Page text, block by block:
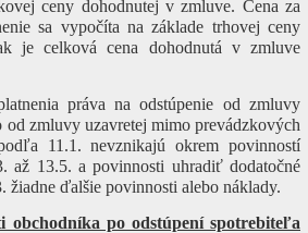
ceny dohodnutej v zmluve. Cena za
sa vypočíta na základe trhovej ceny
je celková cena dohodnutá v zmluve
práva na odstúpenie od zmluvy
od zmluvy uzavretej mimo prevádzkových
11.1. nevznikajú okrem povinností
až 13.5. a povinnosti uhradiť dodatočné
žiadne ďalšie povinnosti alebo náklady.
obchodníka po odstúpení spotrebiteľa